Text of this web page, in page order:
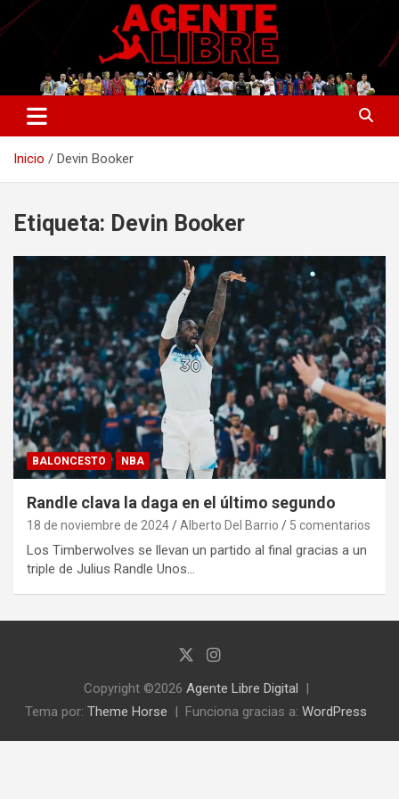
Saltar
al
Agente Libre Digital
La nueva generación del periodismo deportivo.
Inicio Devin Booker
Etiqueta: Devin Booker
BALONCESTO NBA
Randle clava la daga en el último segundo
18 de noviembre de 2024 Alberto Del Barrio 5 comentarios
Los Timberwolves se llevan un partido al final gracias a un
triple de Julius Randle Unos…
Copyright ©2026 Agente Libre Digital
Tema por: Theme Horse Funciona gracias a: WordPress